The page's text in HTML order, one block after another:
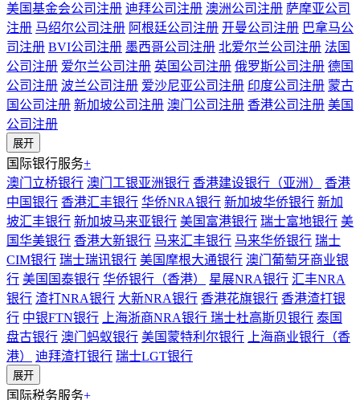
美国基金会公司注册 迪拜公司注册 澳洲公司注册 萨摩亚公司
注册 马绍尔公司注册 阿根廷公司注册 开曼公司注册 巴拿马公
司注册 BVI公司注册 墨西哥公司注册 北爱尔兰公司注册 法国
公司注册 爱尔兰公司注册 英国公司注册 俄罗斯公司注册 德国
公司注册 波兰公司注册 爱沙尼亚公司注册 印度公司注册 蒙古
国公司注册 新加坡公司注册 澳门公司注册 香港公司注册 美国
公司注册
展开
国际银行服务+
澳门立桥银行 澳门工银亚洲银行 香港建设银行（亚洲）
香港
中国银行 香港汇丰银行 华侨NRA银行 新加坡华侨银行 新加
坡汇丰银行 新加坡马来亚银行 美国富港银行 瑞士富地银行 美
国华美银行 香港大新银行 马来汇丰银行 马来华侨银行 瑞士
CIM银行 瑞士瑞讯银行 美国摩根大通银行 澳门葡萄牙商业银
行 美国国泰银行 华侨银行（香港） 星展NRA银行 汇丰NRA
银行 渣打NRA银行 大新NRA银行 香港花旗银行 香港渣打银
行 中银FTN银行 上海浙商NRA银行 瑞士杜高斯贝银行 泰国
盘古银行 澳门蚂蚁银行 美国蒙特利尔银行
上海商业银行（香
港）
迪拜渣打银行 瑞士LGT银行
展开
国际税务服务+